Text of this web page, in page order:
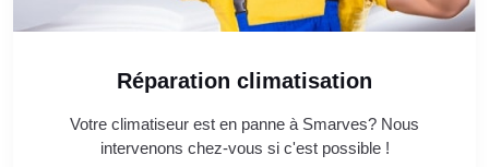
Réparation climatisation
Votre climatiseur est en panne à Smarves? Nous
intervenons chez-vous si c'est possible !